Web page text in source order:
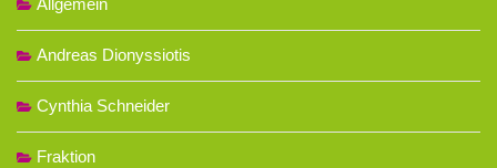
Andreas Dionyssiotis
Cynthia Schneider
Fraktion